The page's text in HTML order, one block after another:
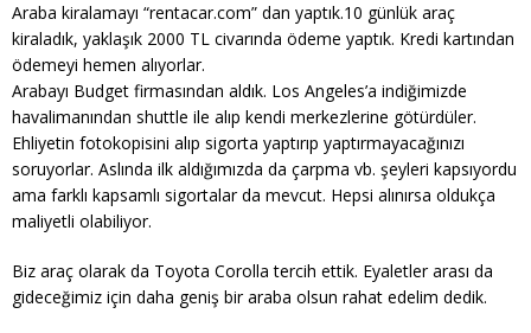
Araba kiralamayı “rentacar.com” dan yaptık.10 günlük araç
kiraladık, yaklaşık 2000 TL civarında ödeme yaptık. Kredi kartından
ödemeyi hemen alıyorlar.
Arabayı Budget firmasından aldık. Los Angeles’a indiğimizde
havalimanından shuttle ile alıp kendi merkezlerine götürdüler.
Ehliyetin fotokopisini alıp sigorta yaptırıp yaptırmayacağınızı
soruyorlar. Aslında ilk aldığımızda da çarpma vb. şeyleri kapsıyordu
ama farklı kapsamlı sigortalar da mevcut. Hepsi alınırsa oldukça
maliyetli olabiliyor.
Biz araç olarak da Toyota Corolla tercih ettik. Eyaletler arası da
gideceğimiz için daha geniş bir araba olsun rahat edelim dedik.